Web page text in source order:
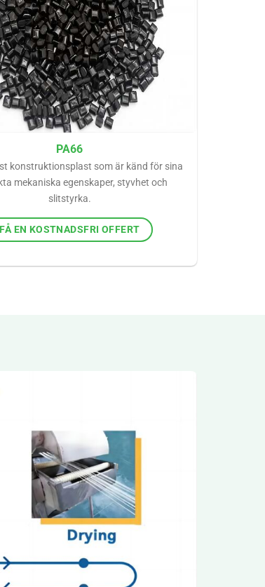
PA66
konstruktionsplast som är känd för sina
mekaniska egenskaper, styvhet och
slitstyrka.
FÅ EN KOSTNADSFRI OFFERT